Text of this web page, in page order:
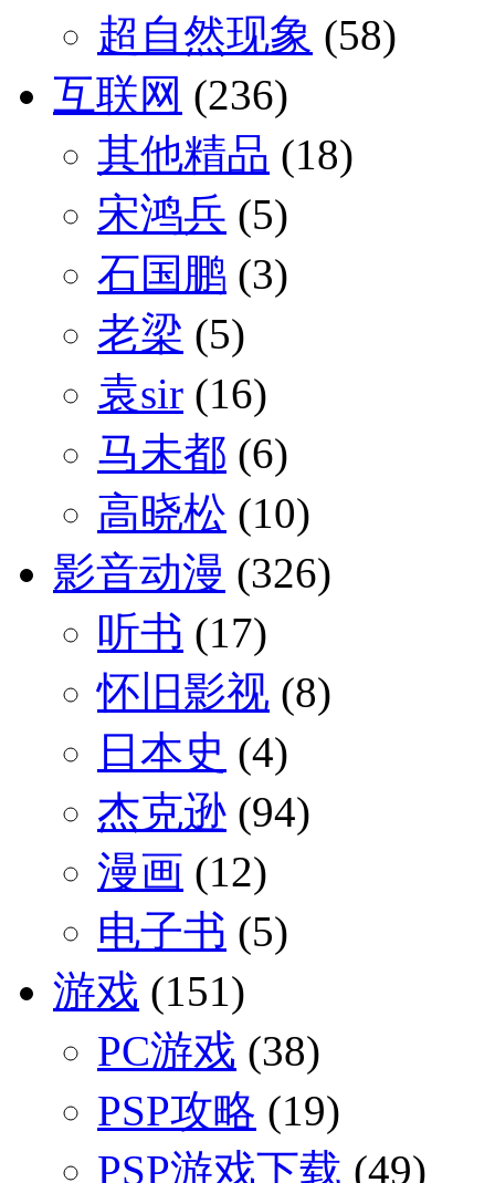
超自然现象 (58)
互联网 (236)
其他精品 (18)
宋鸿兵 (5)
石国鹏 (3)
老梁 (5)
袁sir (16)
马未都 (6)
高晓松 (10)
影音动漫 (326)
听书 (17)
怀旧影视 (8)
日本史 (4)
杰克逊 (94)
漫画 (12)
电子书 (5)
游戏 (151)
PC游戏 (38)
PSP攻略 (19)
PSP游戏下载 (49)